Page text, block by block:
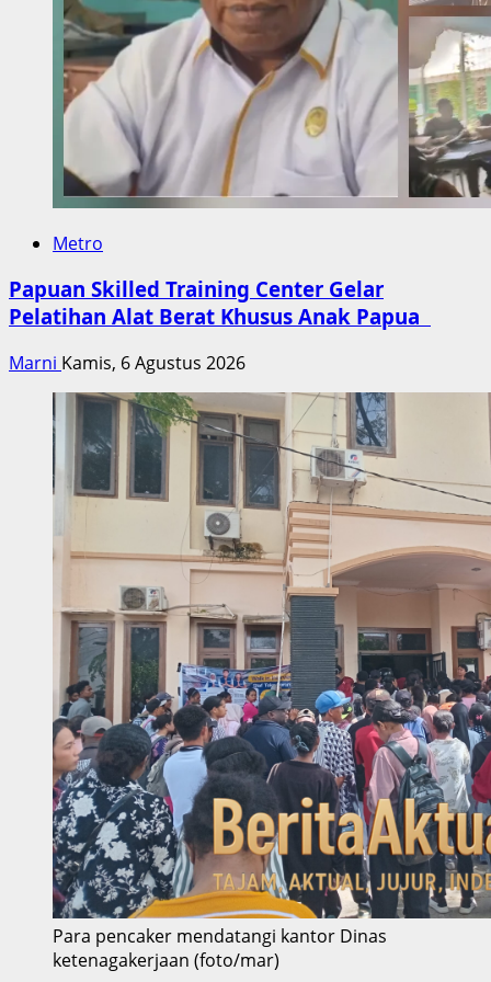
Metro
Papuan Skilled Training Center Gelar
Pelatihan Alat Berat Khusus Anak Papua
Marni Kamis, 6 Agustus 2026
Para pencaker mendatangi kantor Dinas
ketenagakerjaan (foto/mar)